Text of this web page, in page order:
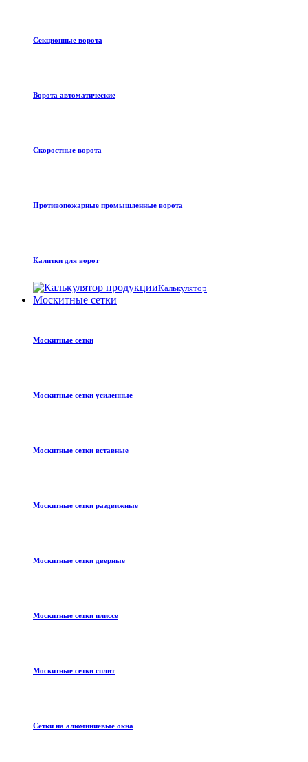
Секционные ворота
Ворота автоматические
Скоростные ворота
Противопожарные промышленные ворота
Калитки для ворот
Калькулятор
Москитные сетки
Москитные сетки
Москитные сетки усиленные
Москитные сетки вставные
Москитные сетки раздвижные
Москитные сетки дверные
Москитные сетки плиссе
Москитные сетки сплит
Сетки на алюминиевые окна